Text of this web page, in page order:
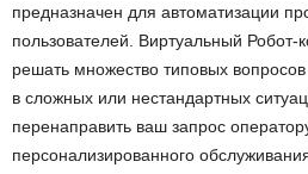
предназначен для автоматизации
пользователей. Виртуальный Робот-
решать множество типовых
в сложных или нестандартных
перенаправить ваш запрос
персонализированного